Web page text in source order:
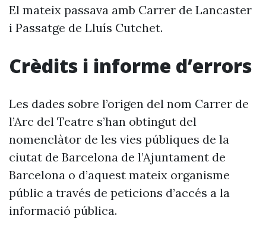
El mateix passava amb Carrer de Lancaster
i Passatge de Lluís Cutchet.
Crèdits i informe d’errors
Les dades sobre l’origen del nom Carrer de
l’Arc del Teatre s’han obtingut del
nomenclàtor de les vies públiques de la
ciutat de Barcelona de l’Ajuntament de
Barcelona o d’aquest mateix organisme
públic a través de peticions d’accés a la
informació pública.